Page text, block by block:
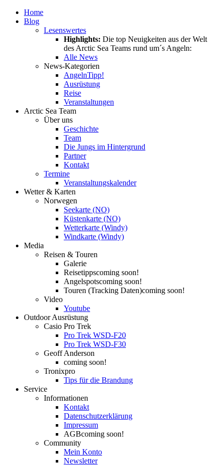
Home
Blog
Lesenswertes
Highlights: Die top Neuigkeiten aus der Welt
des Arctic Sea Teams rund um´s Angeln:
Alle News
News-Kategorien
AngelnTipp!
Ausrüstung
Reise
Veranstaltungen
Arctic Sea Team
Über uns
Geschichte
Team
Die Jungs im Hintergrund
Partner
Kontakt
Termine
Veranstaltungskalender
Wetter & Karten
Norwegen
Seekarte (NO)
Küstenkarte (NO)
Wetterkarte (Windy)
Windkarte (Windy)
Media
Reisen & Touren
Galerie
Reisetippscoming soon!
Angelspotscoming soon!
Touren (Tracking Daten)coming soon!
Video
Youtube
Outdoor Ausrüstung
Casio Pro Trek
Pro Trek WSD-F20
Pro Trek WSD-F30
Geoff Anderson
coming soon!
Tronixpro
Tips für die Brandung
Service
Informationen
Kontakt
Datenschutzerklärung
Impressum
AGBcoming soon!
Community
Mein Konto
Newsletter